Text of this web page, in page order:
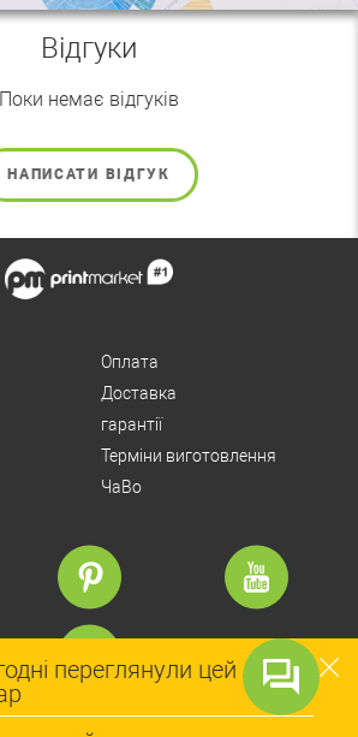
Відгуки
Поки немає відгуків
НАПИСАТИ ВІДГУК
переглянули цей
Оплата
Доставка
гарантії
Терміни виготовлення
ЧаВо